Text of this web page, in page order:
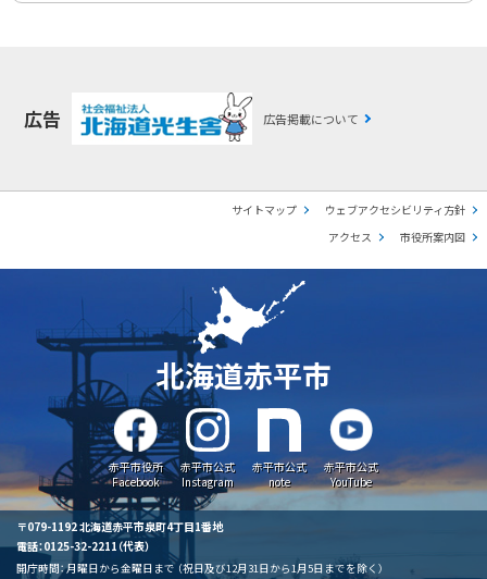
広告 広告掲載について
サイトマップ
ウェブアクセシビリティ方針
アクセス
市役所案内図
北海道赤平市
赤平市役所
Facebook
赤平市公式
Instagram
赤平市公式
note
赤平市公式
YouTube
〒079-1192 北海道赤平市泉町4丁目1番地
電話：0125-32-2211（代表）
開庁時間：月曜日から金曜日まで （祝日及び12月31日から1月5日までを除く）